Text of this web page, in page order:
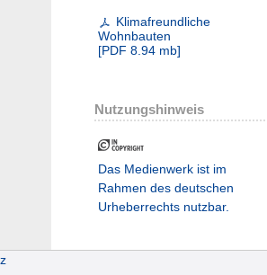
Klimafreundliche
Wohnbauten
[PDF 8.94 mb]
Nutzungshinweis
Das Medienwerk ist im
Rahmen des deutschen
Urheberrechts nutzbar.